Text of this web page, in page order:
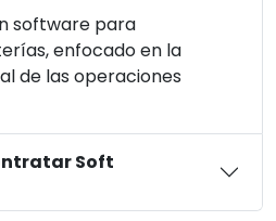
software para
enfocado en la
de las operaciones
Soft